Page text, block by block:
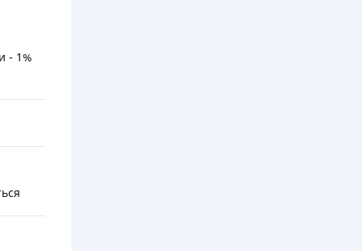
- 1%